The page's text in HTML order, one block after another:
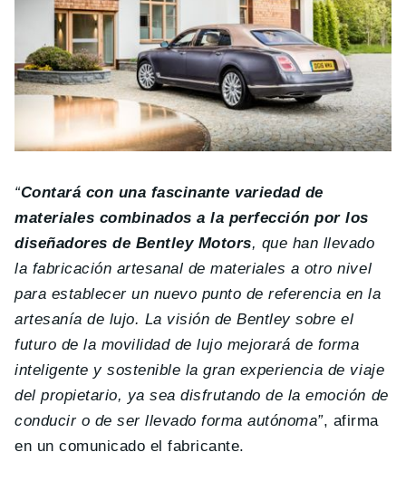
“Contará con una fascinante variedad de
materiales combinados a la perfección por los
diseñadores de Bentley Motors, que han llevado
la fabricación artesanal de materiales a otro nivel
para establecer un nuevo punto de referencia en la
artesanía de lujo. La visión de Bentley sobre el
futuro de la movilidad de lujo mejorará de forma
inteligente y sostenible la gran experiencia de viaje
del propietario, ya sea disfrutando de la emoción de
conducir o de ser llevado forma autónoma”, afirma
en un comunicado el fabricante.